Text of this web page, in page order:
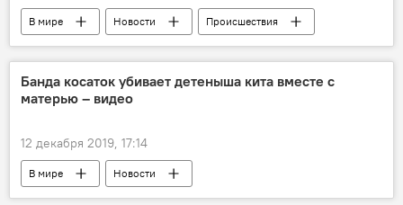
В мире Новости Происшествия
Банда косаток убивает детеныша кита вместе с
матерью – видео
12 декабря 2019, 17:14
В мире Новости